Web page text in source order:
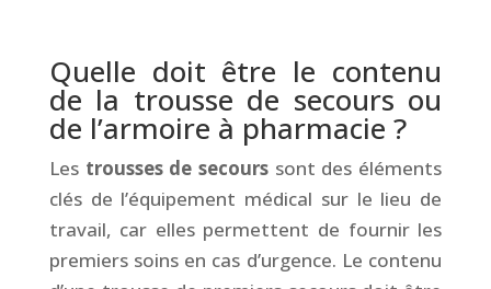
Quelle doit être le contenu
de la trousse de secours ou
de l’armoire à pharmacie ?
Les trousses de secours sont des éléments
clés de l’équipement médical sur le lieu de
travail, car elles permettent de fournir les
premiers soins en cas d’urgence. Le contenu